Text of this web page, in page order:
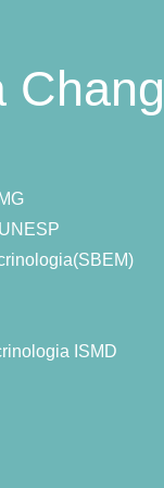
Chang
ISMD